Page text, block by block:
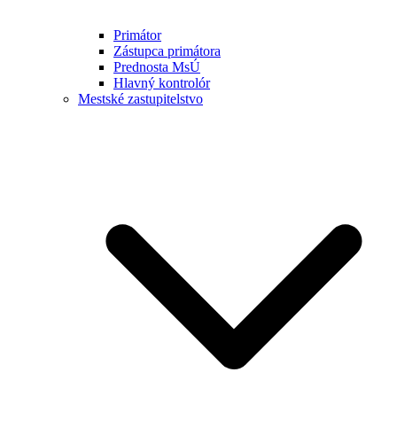
Primátor
Zástupca primátora
Prednosta MsÚ
Hlavný kontrolór
Mestské zastupitelstvo